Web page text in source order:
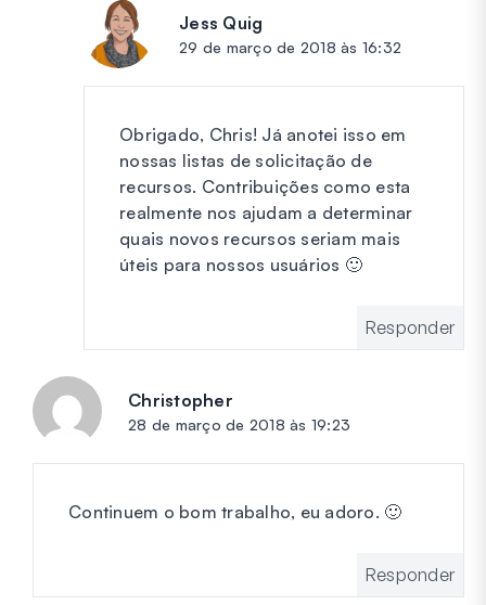
Jess Quig
29 de março de 2018 às 16:32
Obrigado, Chris! Já anotei isso em
nossas listas de solicitação de
recursos. Contribuições como esta
realmente nos ajudam a determinar
quais novos recursos seriam mais
úteis para nossos usuários 🙂
Responder
Christopher
28 de março de 2018 às 19:23
Continuem o bom trabalho, eu adoro. 🙂
Responder